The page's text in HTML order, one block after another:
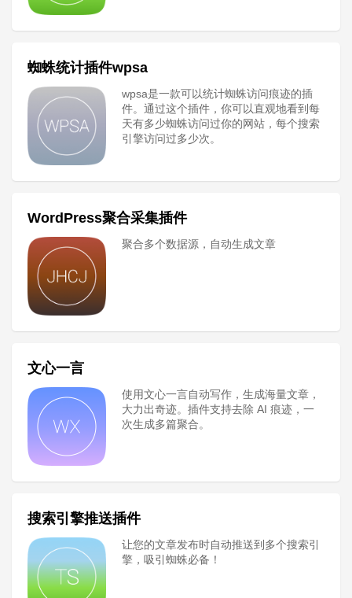
蜘蛛统计插件wpsa
wpsa是一款可以统计蜘蛛访问痕迹的插
件。通过这个插件，你可以直观地看到每
天有多少蜘蛛访问过你的网站，每个搜索
引擎访问过多少次。
WordPress聚合采集插件
聚合多个数据源，自动生成文章
文心一言
使用文心一言自动写作，生成海量文章，
大力出奇迹。插件支持去除 AI 痕迹，一
次生成多篇聚合。
搜索引擎推送插件
让您的文章发布时自动推送到多个搜索引
擎，吸引蜘蛛必备！